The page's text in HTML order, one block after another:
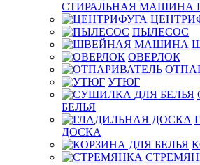
СТИРАЛЬНАЯ МАШИНА
ПЫЛЕСОС
ОВЕРЛОК
УТЮГ
БЕЛЬЯ
ДОСКА